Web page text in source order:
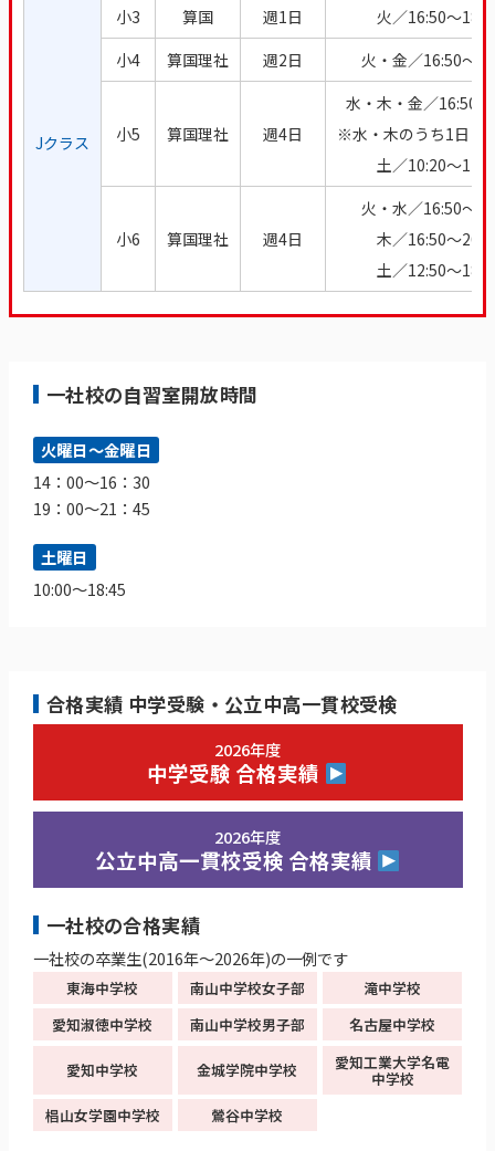
Jクラス
小3 算国 週1日
火／16:50～
小4
算国理社 週2日 火・金／16:50～
小5 算国理社 週4日
水・木・金／16:50
※水・木のうち1日は
土／10:20～
小6 算国理社 週4日
火・水／16:50～
木／16:50～
土／12:50～
一社校の自習室開放時間
火曜日～金曜日
14：00～16：30
19：00～21：45
土曜日
10:00～18:45
合格実績 中学受験・公立中高一貫校受検
2026年度
中学受験 合格実績
2026年度
公立中高一貫校受検 合格実績
一社校の合格実績
一社校の卒業生(2016年～2026年)の一例です
東海中学校 南山中学校女子部
滝中学校
愛知淑徳中学校
南山中学校男子部 名古屋中学校
愛知中学校 金城学院中学校 愛知工業大学名電
中学校
椙山女学園中学校
鶯谷中学校